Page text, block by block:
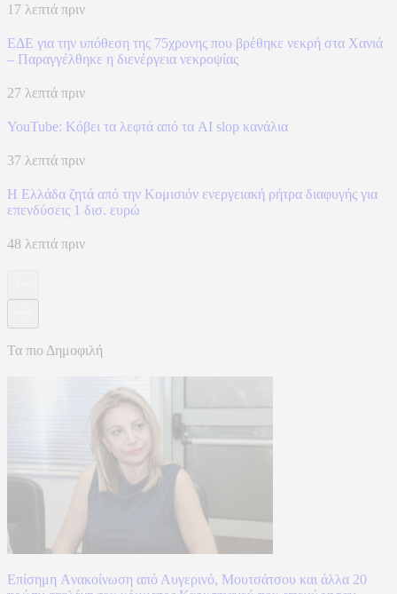
17 λεπτά πριν
ΕΔΕ για την υπόθεση της 75χρονης που βρέθηκε νεκρή στα Χανιά
– Παραγγέλθηκε η διενέργεια νεκροψίας
27 λεπτά πριν
YouTube: Κόβει τα λεφτά από τα AI slop κανάλια
37 λεπτά πριν
Η Ελλάδα ζητά από την Κομισιόν ενεργειακή ρήτρα διαφυγής για
επενδύσεις 1 δισ. ευρώ
48 λεπτά πριν
Τα πιο Δημοφιλή
Επίσημη Aνακοίνωση από Αυγερινό, Μουτσάτσου και άλλα 20